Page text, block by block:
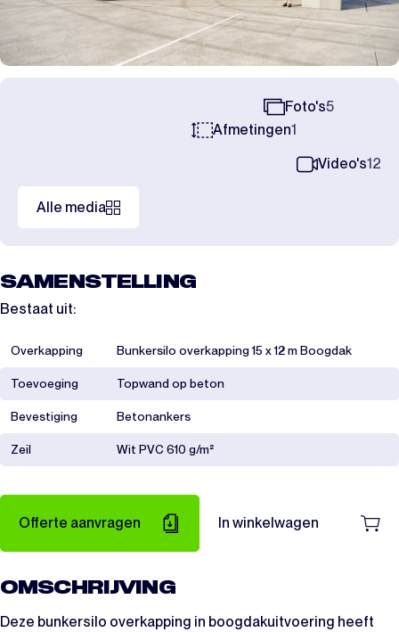
Foto's5
Afmetingen1
Video's12
Alle media
SAMENSTELLING
Bestaat uit:
Overkapping Bunkersilo overkapping 15 x 12 m Boogdak
Toevoeging Topwand op beton
Bevestiging Betonankers
Zeil Wit PVC 610 g/m²
Offerte aanvragen In winkelwagen
OMSCHRIJVING
Deze bunkersilo overkapping in boogdakuitvoering heeft